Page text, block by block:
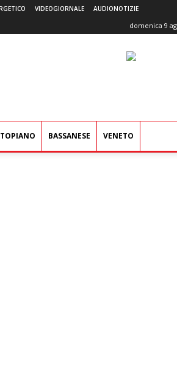
VIDEOGIORNALE AUDIONOTIZIE
domenica 9
BASSANESE VENETO